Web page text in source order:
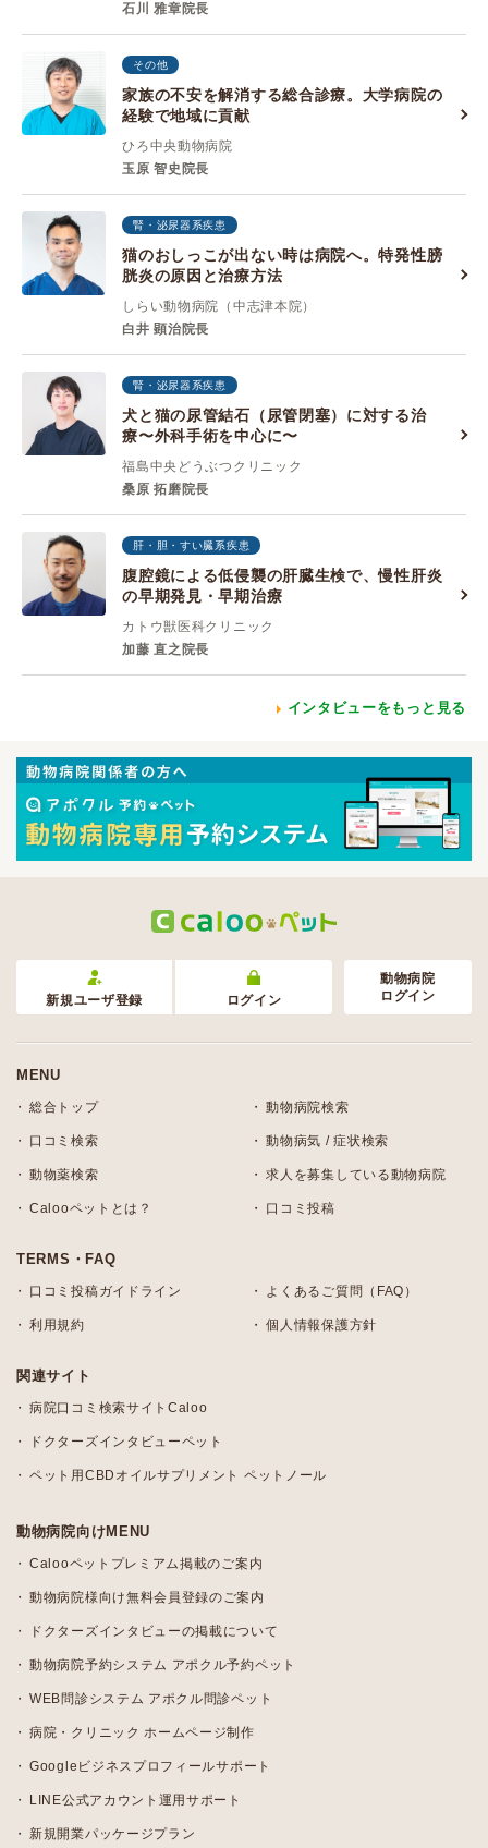
石川 雅章院長
その他
家族の不安を解消する総合診療。大学病院の
経験で地域に貢献
ひろ中央動物病院
玉原 智史院長
腎・泌尿器系疾患
猫のおしっこが出ない時は病院へ。特発性膀
胱炎の原因と治療方法
しらい動物病院（中志津本院）
白井 顕治院長
腎・泌尿器系疾患
犬と猫の尿管結石（尿管閉塞）に対する治
療〜外科手術を中心に〜
福島中央どうぶつクリニック
桑原 拓磨院長
肝・胆・すい臓系疾患
腹腔鏡による低侵襲の肝臓生検で、慢性肝炎
の早期発見・早期治療
カトウ獣医科クリニック
加藤 直之院長
インタビューをもっと見る
新規ユーザ登録 ログイン
動物病院
ログイン
MENU
総合トップ 動物病院検索
口コミ検索 動物病気 / 症状検索
動物薬検索 求人を募集している動物病院
Calooペットとは？ 口コミ投稿
TERMS・FAQ
口コミ投稿ガイドライン よくあるご質問（FAQ）
利用規約 個人情報保護方針
関連サイト
病院口コミ検索サイトCaloo
ドクターズインタビューペット
ペット用CBDオイルサプリメント ペットノール
動物病院向けMENU
Calooペットプレミアム掲載のご案内
動物病院様向け無料会員登録のご案内
ドクターズインタビューの掲載について
動物病院予約システム アポクル予約ペット
WEB問診システム アポクル問診ペット
病院・クリニック ホームページ制作
Googleビジネスプロフィールサポート
LINE公式アカウント運用サポート
新規開業パッケージプラン